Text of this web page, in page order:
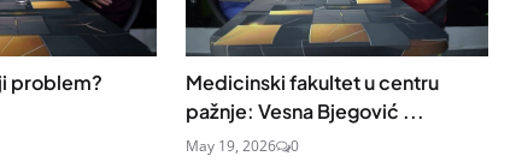
problem?
Medicinski fakultet u centru
pažnje: Vesna Bjegović ...
May 19, 2026 0